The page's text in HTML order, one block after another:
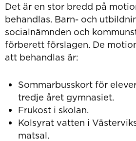
Det är en stor bredd på
behandlas. Barn- och
socialnämnden och
förberett förslagen. De
att behandlas är:
Sommarbusskort för
tredje året gymnasiet.
Frukost i skolan.
Kolsyrat vatten i
matsal.